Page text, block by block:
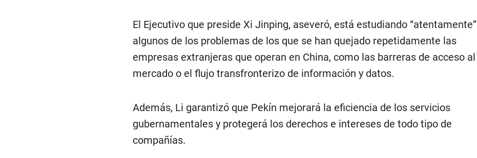
El Ejecutivo que preside Xi Jinping, aseveró, está estudiando “atentamente”
algunos de los problemas de los que se han quejado repetidamente las
empresas extranjeras que operan en China, como las barreras de acceso al
mercado o el flujo transfronterizo de información y datos.
Además, Li garantizó que Pekín mejorará la eficiencia de los servicios
gubernamentales y protegerá los derechos e intereses de todo tipo de
compañías.